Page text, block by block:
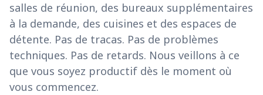
salles de réunion, des bureaux supplémentaires
à la demande, des cuisines et des espaces de
détente. Pas de tracas. Pas de problèmes
techniques. Pas de retards. Nous veillons à ce
que vous soyez productif dès le moment où
vous commencez.